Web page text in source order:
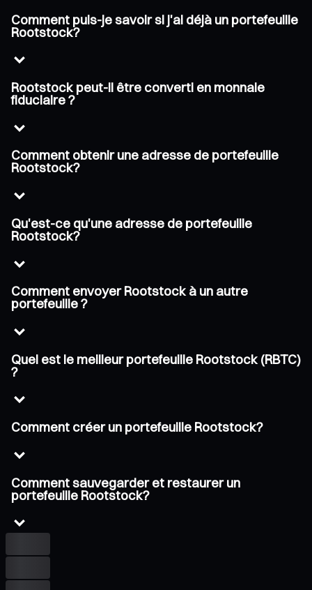
Comment puis-je savoir si j'ai déjà un portefeuille
Rootstock?
Rootstock peut-il être converti en monnaie
fiduciaire ?
Comment obtenir une adresse de portefeuille
Rootstock?
Qu'est-ce qu'une adresse de portefeuille
Rootstock?
Comment envoyer Rootstock à un autre
portefeuille ?
Quel est le meilleur portefeuille Rootstock (RBTC)
?
Comment créer un portefeuille Rootstock?
Comment sauvegarder et restaurer un
portefeuille Rootstock?